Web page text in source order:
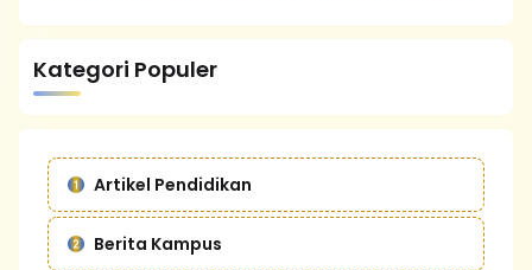
Kategori Populer
Artikel Pendidikan
Berita Kampus